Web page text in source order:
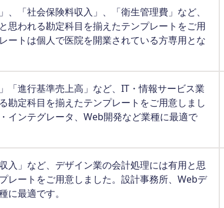
、「社会保険料収入」、「衛生管理費」など、
思われる勘定科目を揃えたテンプレートをご用
ートは個人で医院を開業されている方専用とな
「進行基準売上高」など、IT・情報サービス業
勘定科目を揃えたテンプレートをご用意しまし
インテグレータ、Web開発など業種に最適で
入」など、デザイン業の会計処理には有用と思
レートをご用意しました。設計事務所、Webデ
に最適です。